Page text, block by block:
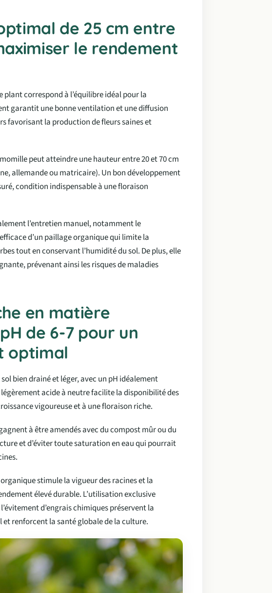
de 25 cm entre
le rendement
plant correspond à l’équilibre idéal pour la
garantit une bonne ventilation et une diffusion
favorisant la production de fleurs saines et
peut atteindre une hauteur entre 20 et 70 cm
allemande ou matricaire). Un bon développement
condition indispensable à une floraison
l’entretien manuel, notamment le
d’un paillage organique qui limite la
tout en conservant l’humidité du sol. De plus, elle
prévenant ainsi les risques de maladies
en matière
de 6-7 pour un
optimal
bien drainé et léger, avec un pH idéalement
acide à neutre facilite la disponibilité des
vigoureuse et à une floraison riche.
à être amendés avec du compost mûr ou du
et d’éviter toute saturation en eau qui pourrait
stimule la vigueur des racines et la
élevé durable. L’utilisation exclusive
d’engrais chimiques préservent la
renforcent la santé globale de la culture.